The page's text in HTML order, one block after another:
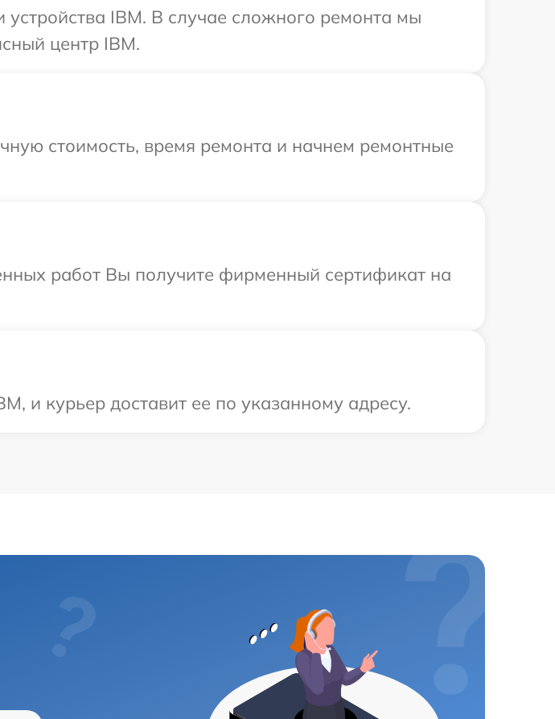
IBM. В случае сложного ремонта мы
центр IBM.
стоимость, время ремонта и начнем ремонтные
работ Вы получите фирменный сертификат на
и курьер доставит ее по указанному адресу.